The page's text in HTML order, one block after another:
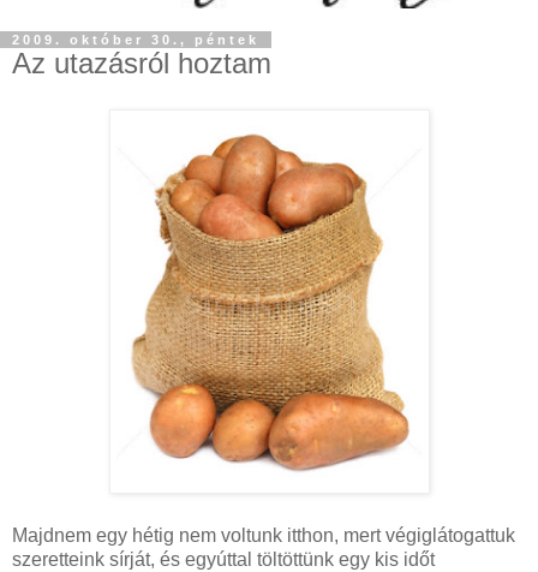
2009. október 30., péntek
Az utazásról hoztam
Majdnem egy hétig nem voltunk itthon, mert végiglátogattuk
szeretteink sírját, és egyúttal töltöttünk egy kis időt